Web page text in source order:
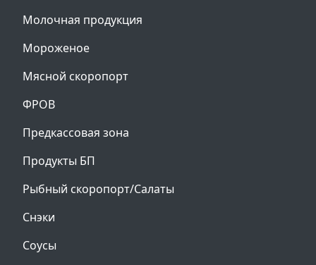
Молочная продукция
Мороженое
Мясной скоропорт
ФРОВ
Предкассовая зона
Продукты БП
Рыбный скоропорт/Салаты
Снэки
Соусы